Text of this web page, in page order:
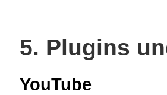
5. Plugins
YouTube